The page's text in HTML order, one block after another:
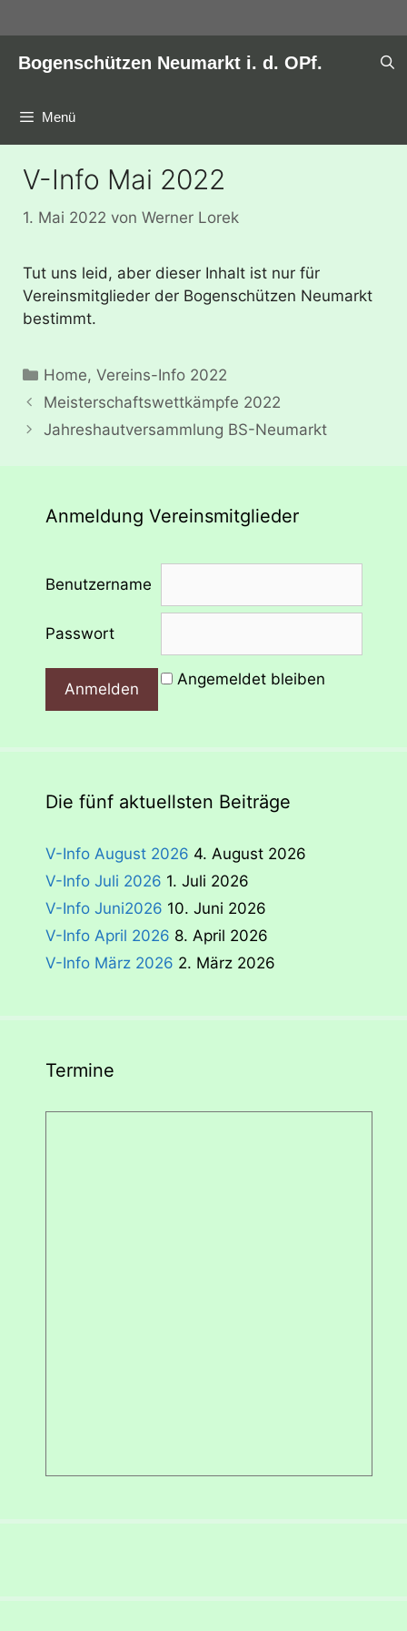
Inhalt
springen
Bogenschützen Neumarkt i. d. OPf.
Menü
V-Info Mai 2022
1. Mai 2022 von Werner Lorek
Tut uns leid, aber dieser Inhalt ist nur für
Vereinsmitglieder der Bogenschützen Neumarkt
bestimmt.
Kategorien
Home,Vereins-Info 2022
Meisterschaftswettkämpfe 2022
Jahreshautversammlung BS-Neumarkt
Anmeldung Vereinsmitglieder
Benutzername
Passwort
Angemeldet bleiben
Die fünf aktuellsten Beiträge
V-Info August 2026 4. August 2026
V-Info Juli 2026 1. Juli 2026
V-Info Juni2026 10. Juni 2026
V-Info April 2026 8. April 2026
V-Info März 2026 2. März 2026
Termine